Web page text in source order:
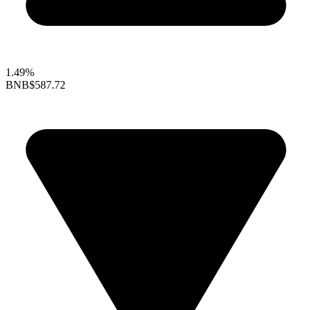
1.49%
BNB$587.72